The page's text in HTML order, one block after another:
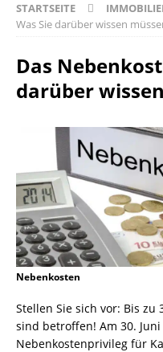
STARTSEITE
Was Sie darüber wissen
Das
darüber
Nebenkosten
Stellen Sie sich vor: Bis
sind betroffen! Am 30.
Nebenkostenprivileg für